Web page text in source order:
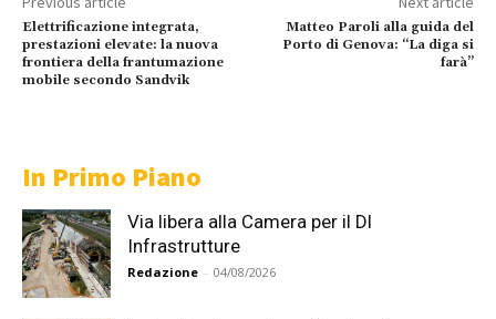
Elettrificazione integrata,
prestazioni elevate: la nuova
frontiera della frantumazione
mobile secondo Sandvik
Matteo Paroli alla guida del
Porto di Genova: “La diga si
farà”
In Primo Piano
Via libera alla Camera per il Dl
Infrastrutture
Redazione - 04/08/2026